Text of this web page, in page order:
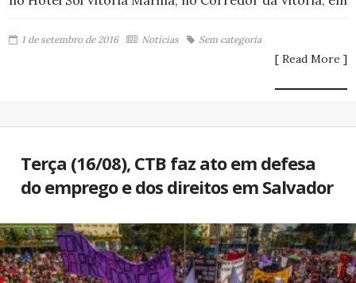
1 de setembro de 2016 Notícias Sem categoria
[ Read More ]
Terça (16/08), CTB faz ato em defesa
do emprego e dos direitos em Salvador